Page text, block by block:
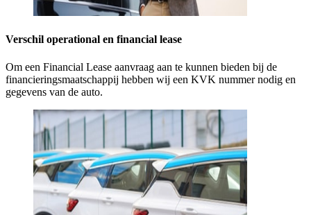
Verschil operational en financial lease
Om een Financial Lease aanvraag aan te kunnen bieden bij de
financieringsmaatschappij hebben wij een KVK nummer nodig en
gegevens van de auto.